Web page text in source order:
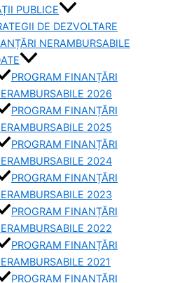
PUBLICE
DE DEZVOLTARE
NERAMBURSABILE
PROGRAM FINANȚĂRI
2026
PROGRAM FINANȚĂRI
2025
PROGRAM FINANȚĂRI
2024
PROGRAM FINANȚĂRI
2023
PROGRAM FINANȚĂRI
2022
PROGRAM FINANȚĂRI
2021
PROGRAM FINANȚĂRI